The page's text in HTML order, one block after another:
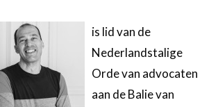
is lid van de
Nederlandstalige
Orde van advocaten
aan de Balie van